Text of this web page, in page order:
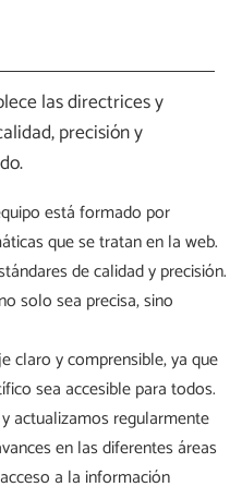
las directrices y
precisión y
está formado por
que se tratan en la web.
de calidad y precisión.
solo sea precisa, sino
claro y comprensible, ya que
sea accesible para todos.
actualizamos regularmente
en las diferentes áreas
a la información